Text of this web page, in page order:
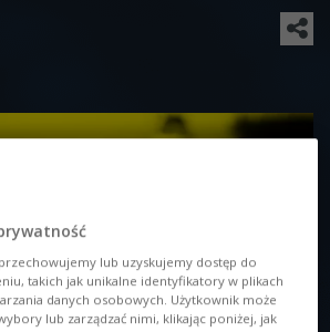
lub uzyskujemy dostęp do
takich jak unikalne identyfikatory w plikach
danych osobowych. Użytkownik może
lub zarządzać nimi, klikając poniżej, jak